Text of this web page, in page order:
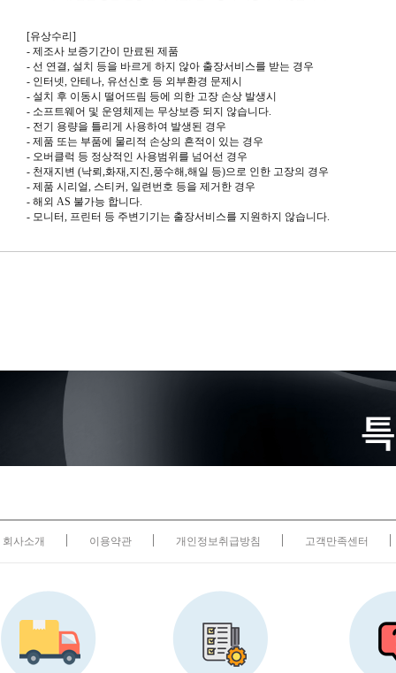
[유상수리 ]
- 제조사 보증기간이 만료된 제품
- 선 연결, 설치 등을 바르게 하지 않아 출장서비스를 받는 경우
- 인터넷, 안테나, 유선신호 등 외부환경 문제시
- 설치 후 이동시 떨어뜨림 등에 의한 고장 손상 발생시
- 소프트웨어 및 운영체제는 무상보증 되지 않습니다.
- 전기 용량을 틀리게 사용하여 발생된 경우
- 제품 또는 부품에 물리적 손상의 흔적이 있는 경우
- 오버클럭 등 정상적인 사용범위를 넘어선 경우
- 천재지변 (낙뢰 ,화재,지진,풍수해,해일 등)으로 인한 고장의 경우
- 제품 시리얼, 스티커, 일련번호 등을 제거한 경우
- 해외 AS 불가능 합니다.
- 모니터, 프린터 등 주변기기는 출장서비스를 지원하지 않습니다.
회사소개 이용약관 개인정보취급방침 고객만족센터